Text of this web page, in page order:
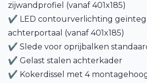
zijwandprofiel (vanaf 401x185)
✔ LED contourverlichting
achterportaal (vanaf 401x185)
✔ Slede voor oprijbalken
✔ Gelast stalen achterkader
✔ Kokerdissel met 4